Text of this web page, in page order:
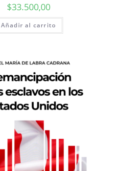
$33.500,00
Añadir al carrito